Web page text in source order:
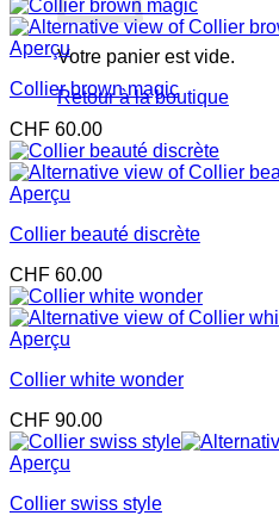
Votre panier est vide.
Retour à la boutique
Aperçu
Collier brown magic
CHF 60.00
Aperçu
Collier beauté discrète
CHF 60.00
Aperçu
Collier white wonder
CHF 90.00
Aperçu
Collier swiss style